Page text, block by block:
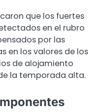
que los fuertes
en el rubro
por las
en los valores de los
de alojamiento
la temporada alta.